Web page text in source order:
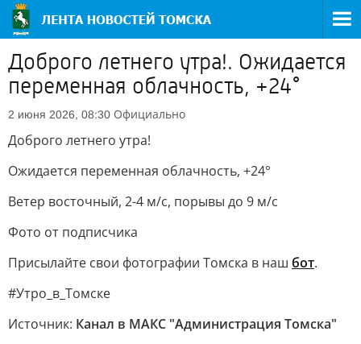
Доброго летнего утра!. Ожидается
переменная облачность, +24°
2 июня 2026, 08:30 Официально
Доброго летнего утра!
Ожидается переменная облачность, +24°
Ветер восточный, 2-4 м/с, порывы до 9 м/с
Фото от подписчика
Присылайте свои фотографии Томска в наш бот.
#Утро_в_Томске
Источник: Канал в МАКС "Администрация Томска"